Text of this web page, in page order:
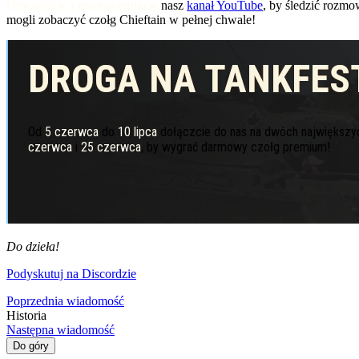
nasz kanał YouTube, by śledzić
mogli zobaczyć czołg Chieftain w pełnej chwale!
DROGA NA
DROGA NA
Od 5 czerwca do 10 lipca dołączcie do nas na dwóch
czerwca i 25 czerwca, by wygrać darmowy czołg premium!
Do dzieła!
Podyskutuj na Discordzie
Poprzednia wiadomość
Historia
Następna wiadomość
Do góry